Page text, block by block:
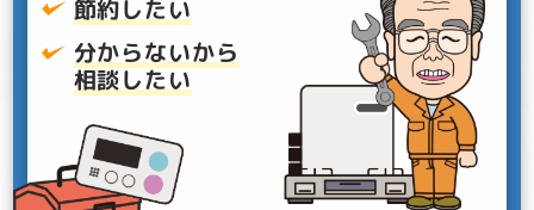
節約したい
分からないから
相談したい